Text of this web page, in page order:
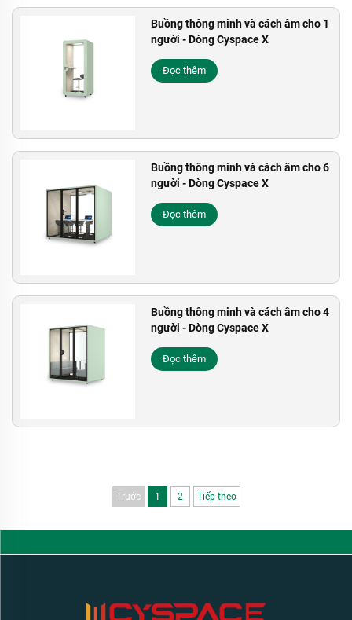
Buồng thông minh và cách âm cho 1
người - Dòng Cyspace X
Đọc thêm
Buồng thông minh và cách âm cho 6
người - Dòng Cyspace X
Đọc thêm
Buồng thông minh và cách âm cho 4
người - Dòng Cyspace X
Đọc thêm
Trước 1 2 Tiếp theo